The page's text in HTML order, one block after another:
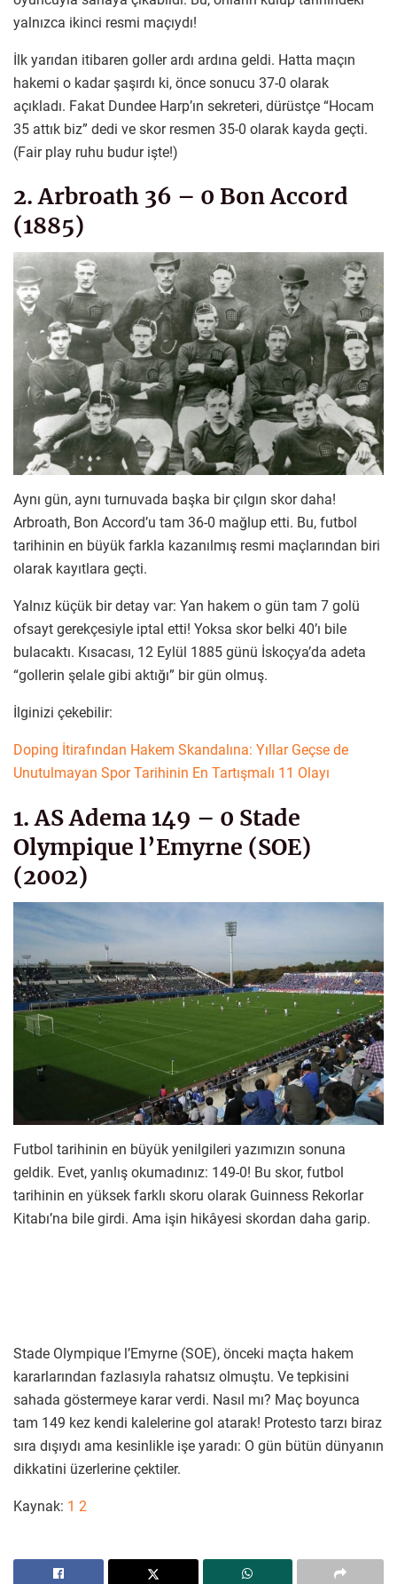
yalnızca ikinci resmi maçıydı!
İlk yarıdan itibaren goller ardı ardına geldi. Hatta maçın
hakemi o kadar şaşırdı ki, önce sonucu 37-0 olarak
açıkladı. Fakat Dundee Harp’ın sekreteri, dürüstçe “Hocam
35 attık biz” dedi ve skor resmen 35-0 olarak kayda geçti.
(Fair play ruhu budur işte!)
2. Arbroath 36 – 0 Bon Accord
(1885)
Aynı gün, aynı turnuvada başka bir çılgın skor daha!
Arbroath, Bon Accord’u tam 36-0 mağlup etti. Bu, futbol
tarihinin en büyük farkla kazanılmış resmi maçlarından biri
olarak kayıtlara geçti.
Yalnız küçük bir detay var: Yan hakem o gün tam 7 golü
ofsayt gerekçesiyle iptal etti! Yoksa skor belki 40’ı bile
bulacaktı. Kısacası, 12 Eylül 1885 günü İskoçya’da adeta
“gollerin şelale gibi aktığı” bir gün olmuş.
İlginizi çekebilir:
Doping İtirafından Hakem Skandalına: Yıllar Geçse de
Unutulmayan Spor Tarihinin En Tartışmalı 11 Olayı
1. AS Adema 149 – 0 Stade
Olympique l’Emyrne (SOE)
(2002)
Futbol tarihinin en büyük yenilgileri yazımızın sonuna
geldik. Evet, yanlış okumadınız: 149-0! Bu skor, futbol
tarihinin en yüksek farklı skoru olarak Guinness Rekorlar
Kitabı’na bile girdi. Ama işin hikâyesi skordan daha garip.
Stade Olympique l’Emyrne (SOE), önceki maçta hakem
kararlarından fazlasıyla rahatsız olmuştu. Ve tepkisini
sahada göstermeye karar verdi. Nasıl mı? Maç boyunca
tam 149 kez kendi kalelerine gol atarak! Protesto tarzı biraz
sıra dışıydı ama kesinlikle işe yaradı: O gün bütün dünyanın
dikkatini üzerlerine çektiler.
Kaynak: 1 2